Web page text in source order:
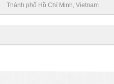
Thành phố Hồ Chí Minh, Vietnam